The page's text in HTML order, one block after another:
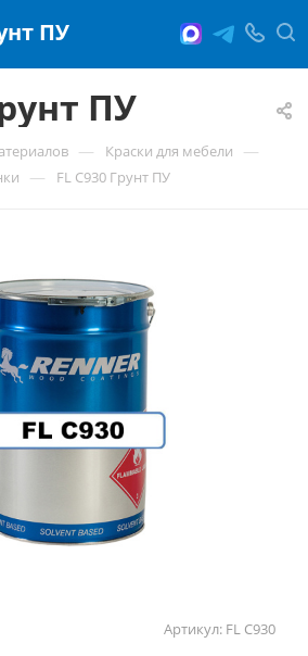
ПУ
ПУ
— Краски для мебели —
— FL C930 Грунт ПУ
Артикул: FL C930